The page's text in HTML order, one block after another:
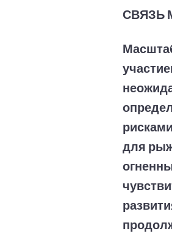
СВЯЗЬ
для